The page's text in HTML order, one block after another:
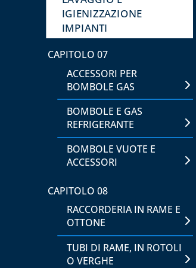
IGIENIZZAZIONE
IMPIANTI
CAPITOLO 07
ACCESSORI PER
BOMBOLE GAS
BOMBOLE E GAS
REFRIGERANTE
BOMBOLE VUOTE E
ACCESSORI
CAPITOLO 08
RACCORDERIA IN RAME E
OTTONE
TUBI DI RAME, IN ROTOLI
O VERGHE